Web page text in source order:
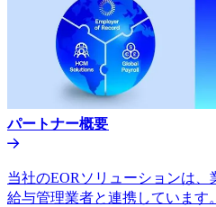
パートナー概要​​
当社のEORソリューションは
給与管理業者と連携しています。​​